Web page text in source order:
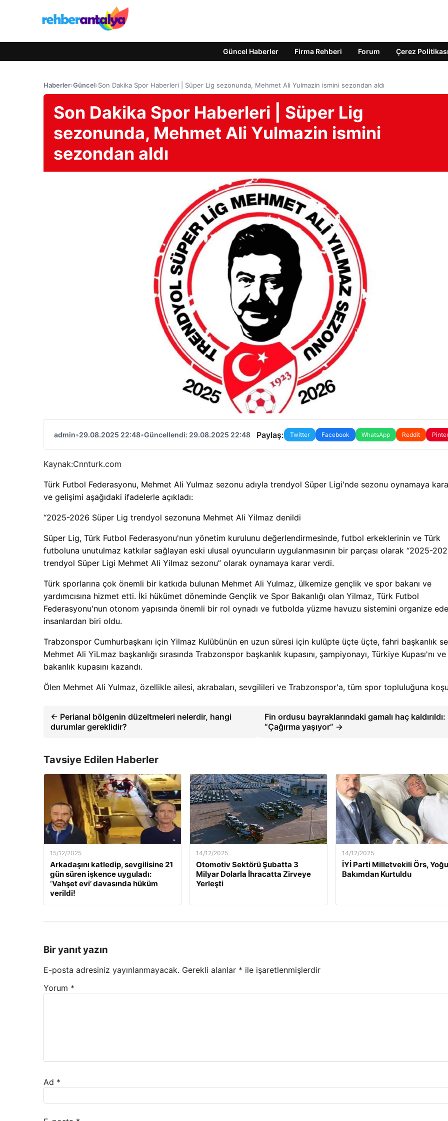
Güncel Haberler Firma Rehberi Forum Çerez Politikası
Haberler›Güncel›Son Dakika Spor Haberleri | Süper Lig sezonunda, Mehmet Ali Yulmazin ismini sezondan aldı
Son Dakika Spor Haberleri | Süper Lig
sezonunda, Mehmet Ali Yulmazin ismini
sezondan aldı
admin•29.08.2025 22:48•Güncellendi: 29.08.2025 22:48 Paylaş: Twitter Facebook WhatsApp Reddit
Kaynak:Cnnturk.com
Türk Futbol Federasyonu, Mehmet Ali Yulmaz sezonu adıyla trendyol Süper Ligi'nde sezonu oynamaya
ve gelişimi aşağıdaki ifadelerle açıkladı:
“2025-2026 Süper Lig trendyol sezonuna Mehmet Ali Yilmaz denildi
Süper Lig, Türk Futbol Federasyonu'nun yönetim kurulunu değerlendirmesinde, futbol erkeklerinin ve Türk
futboluna unutulmaz katkılar sağlayan eski ulusal oyuncuların uygulanmasının bir parçası olarak “2025-
trendyol Süper Ligi Mehmet Ali Yilmaz sezonu” olarak oynamaya karar verdi.
Türk sporlarına çok önemli bir katkıda bulunan Mehmet Ali Yulmaz, ülkemize gençlik ve spor bakanı ve
yardımcısına hizmet etti. İki hükümet döneminde Gençlik ve Spor Bakanlığı olan Yilmaz, Türk Futbol
Federasyonu'nun otonom yapısında önemli bir rol oynadı ve futbolda yüzme havuzu sistemini organize
insanlardan biri oldu.
Trabzonspor Cumhurbaşkanı için Yilmaz Kulübünün en uzun süresi için kulüpte üçte üçte, fahri başkanlık
Mehmet Ali YiLmaz başkanlığı sırasında Trabzonspor başkanlık kupasını, şampiyonayı, Türkiye Kupası'nı
bakanlık kupasını kazandı.
Ölen Mehmet Ali Yulmaz, özellikle ailesi, akrabaları, sevgilileri ve Trabzonspor'a, tüm spor topluluğuna
← Perianal bölgenin düzeltmeleri nelerdir, hangi
durumlar gereklidir?
Fin ordusu bayraklarındaki gamalı haç kaldırıldı:
“Çağırma yaşıyor” →
Tavsiye Edilen Haberler
15/12/2025
Arkadaşını katledip, sevgilisine 21
gün süren işkence uyguladı:
‘Vahşet evi’ davasında hüküm
verildi!
14/12/2025
Otomotiv Sektörü Şubatta 3
Milyar Dolarla İhracatta Zirveye
Yerleşti
14/12/2025
İYİ Parti Milletvekili Örs,
Bakımdan Kurtuldu
Bir yanıt yazın
E-posta adresiniz yayınlanmayacak. Gerekli alanlar * ile işaretlenmişlerdir
Yorum *
Ad *